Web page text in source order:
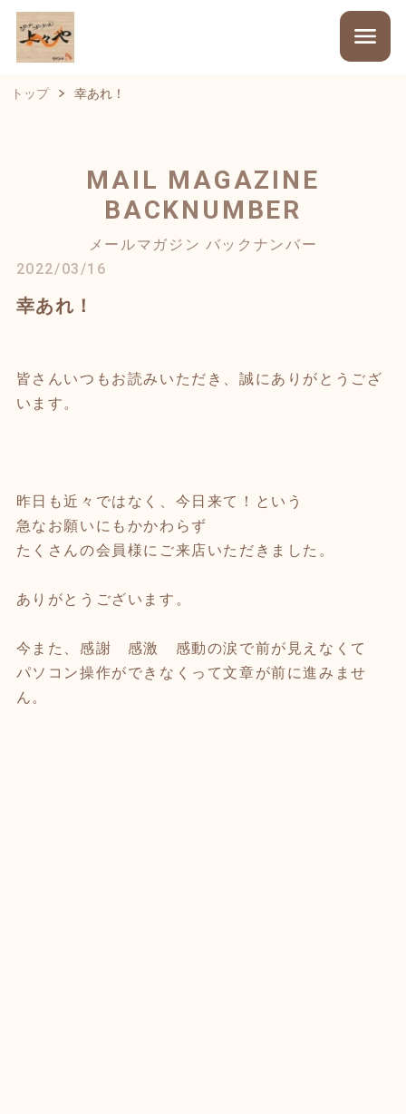
トップ 幸あれ！
MAIL MAGAZINE
BACKNUMBER
メールマガジン バックナンバー
2022/03/16
幸あれ！
皆さんいつもお読みいただき、誠にありがとうござ
います。
昨日も近々ではなく、今日来て！という
急なお願いにもかかわらず
たくさんの会員様にご来店いただきました。
ありがとうございます。
今また、感謝 感激 感動の涙で前が見えなくて
パソコン操作ができなくって文章が前に進みませ
ん。